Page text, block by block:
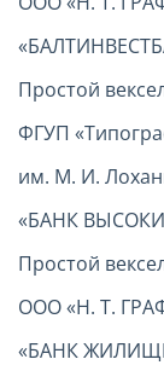
Простой
ФГУП
им. М. И.
«БАНК
Простой
ООО «Н. Т.
«БАНК